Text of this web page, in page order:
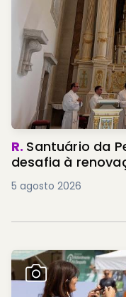
R. Santuário da
desafia à
5 agosto 2026